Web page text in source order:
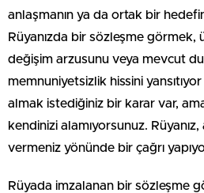
anlaşmanın ya da ortak bir
Rüyanızda bir sözleşme görmek,
değişim arzusunu veya mevcut
memnuniyetsizlik hissini
almak istediğiniz bir karar var,
kendinizi alamıyorsunuz. Rüyanız,
vermeniz yönünde bir çağrı
Rüyada imzalanan bir sözleşme